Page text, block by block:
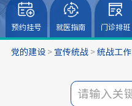
预约挂号 就医指南 门诊排班
党的建设> 宣传统战> 统战工作